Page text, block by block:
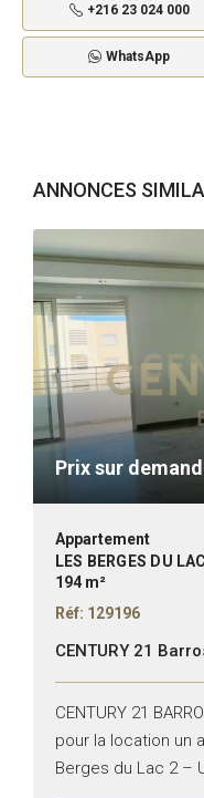
+216 23 024 000
WhatsApp
ANNONCES
Prix sur
Appartement
LES BERGES DU
194 m²
Réf: 129196
CENTURY 21
CENTURY 21
pour la location un
Berges du Lac 2 –